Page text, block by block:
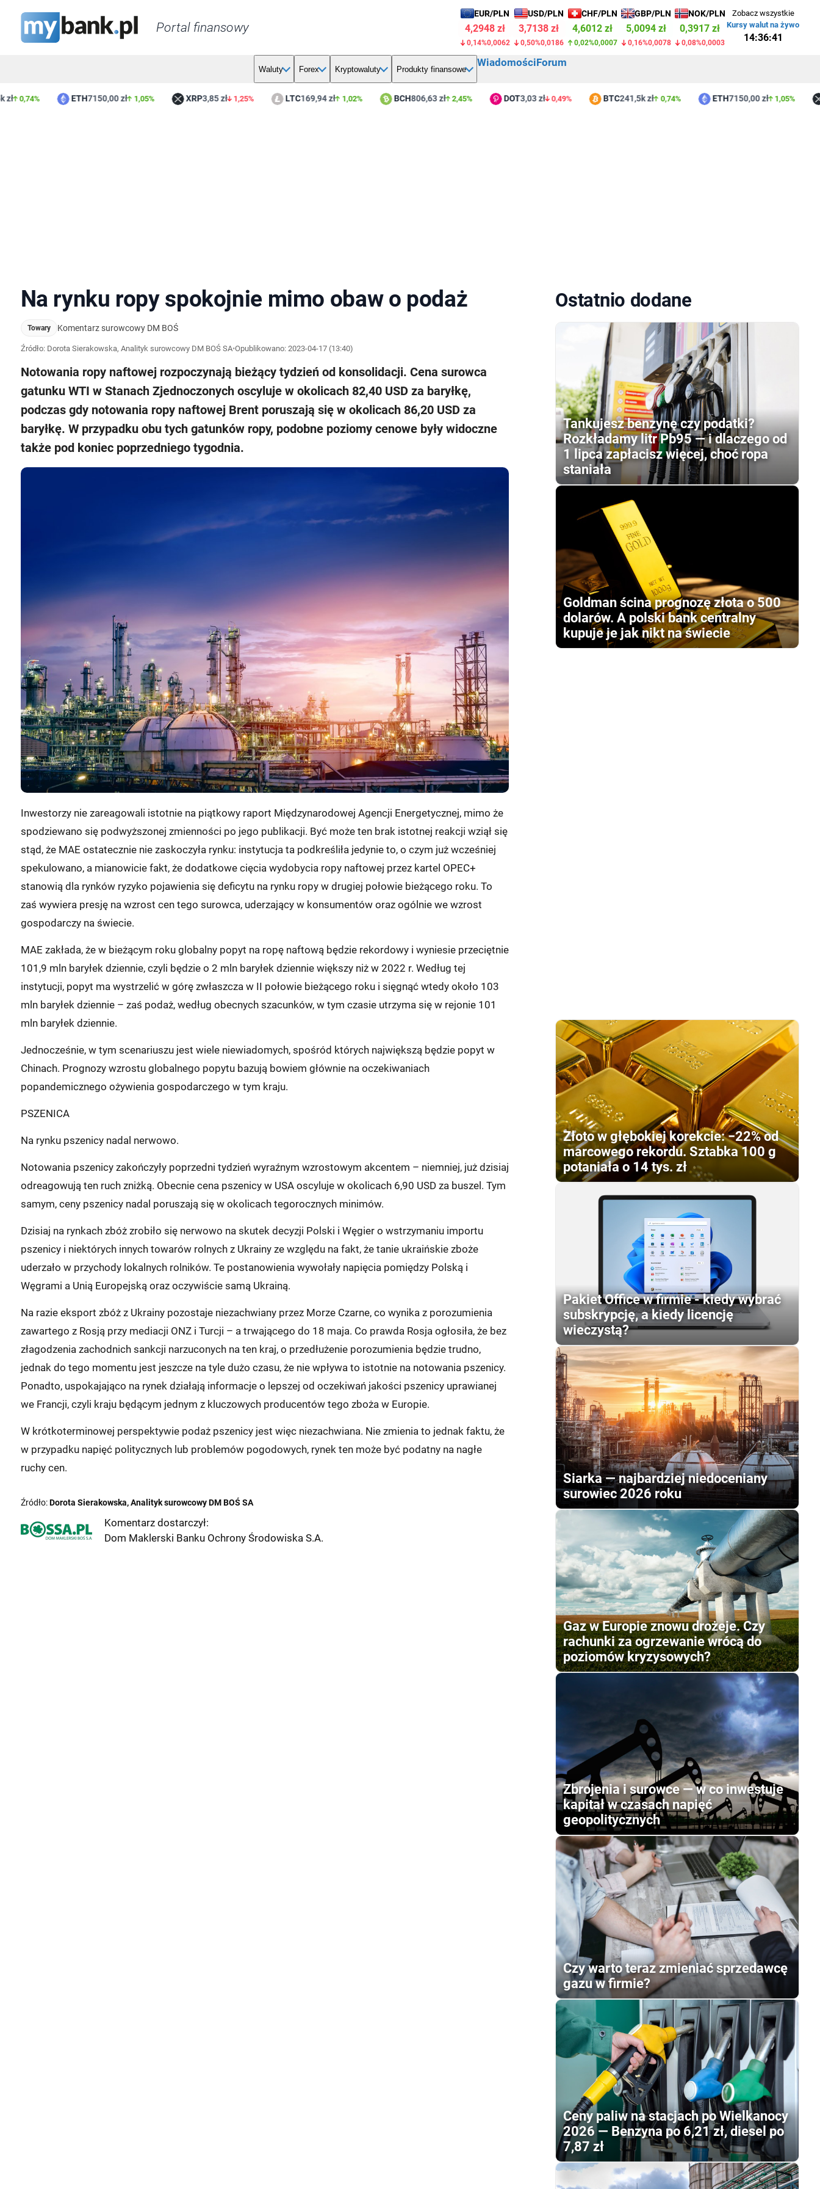
Portal finansowy
EUR/PLN
4,2948 zł
0,14%0,0062
USD/PLN
3,7138 zł
0,50%0,0186
CHF/PLN
4,6012 zł
0,02%0,0007
GBP/PLN
5,0094 zł
0,16%0,0078
NOK/PLN
0,3917 zł
0,08%0,0003
Zobacz wszystkie
Kursy walut na żywo
14:36:41
Waluty Forex Kryptowaluty Produkty finansowe
WiadomościForum
0,74% ETH7150,00 zł 1,05% XRP3,85 zł 1,25% LTC 169,94 zł 1,02% BCH806,63 zł 2,45% DOT3,03 zł 0,49% BTC241,5k zł 0,74% ETH7150,00 zł 1,05%
Na rynku ropy spokojnie mimo obaw o podaż
Towary Komentarz surowcowy DM BOŚ
Źródło: Dorota Sierakowska, Analityk surowcowy DM BOŚ SA•Opublikowano: 2023-04-17 (13:40)
Notowania ropy naftowej rozpoczynają bieżący tydzień od konsolidacji. Cena surowca
gatunku WTI w Stanach Zjednoczonych oscyluje w okolicach 82,40 USD za baryłkę,
podczas gdy notowania ropy naftowej Brent poruszają się w okolicach 86,20 USD za
baryłkę. W przypadku obu tych gatunków ropy, podobne poziomy cenowe były widoczne
także pod koniec poprzedniego tygodnia.
Inwestorzy nie zareagowali istotnie na piątkowy raport Międzynarodowej Agencji Energetycznej, mimo że
spodziewano się podwyższonej zmienności po jego publikacji. Być może ten brak istotnej reakcji wziął się
stąd, że MAE ostatecznie nie zaskoczyła rynku: instytucja ta podkreśliła jedynie to, o czym już wcześniej
spekulowano, a mianowicie fakt, że dodatkowe cięcia wydobycia ropy naftowej przez kartel OPEC+
stanowią dla rynków ryzyko pojawienia się deficytu na rynku ropy w drugiej połowie bieżącego roku. To
zaś wywiera presję na wzrost cen tego surowca, uderzający w konsumentów oraz ogólnie we wzrost
gospodarczy na świecie.
MAE zakłada, że w bieżącym roku globalny popyt na ropę naftową będzie rekordowy i wyniesie przeciętnie
101,9 mln baryłek dziennie, czyli będzie o 2 mln baryłek dziennie większy niż w 2022 r. Według tej
instytucji, popyt ma wystrzelić w górę zwłaszcza w II połowie bieżącego roku i sięgnąć wtedy około 103
mln baryłek dziennie – zaś podaż, według obecnych szacunków, w tym czasie utrzyma się w rejonie 101
mln baryłek dziennie.
Jednocześnie, w tym scenariuszu jest wiele niewiadomych, spośród których największą będzie popyt w
Chinach. Prognozy wzrostu globalnego popytu bazują bowiem głównie na oczekiwaniach
popandemicznego ożywienia gospodarczego w tym kraju.
PSZENICA
Na rynku pszenicy nadal nerwowo.
Notowania pszenicy zakończyły poprzedni tydzień wyraźnym wzrostowym akcentem – niemniej, już dzisiaj
odreagowują ten ruch zniżką. Obecnie cena pszenicy w USA oscyluje w okolicach 6,90 USD za buszel. Tym
samym, ceny pszenicy nadal poruszają się w okolicach tegorocznych minimów.
Dzisiaj na rynkach zbóż zrobiło się nerwowo na skutek decyzji Polski i Węgier o wstrzymaniu importu
pszenicy i niektórych innych towarów rolnych z Ukrainy ze względu na fakt, że tanie ukraińskie zboże
uderzało w przychody lokalnych rolników. Te postanowienia wywołały napięcia pomiędzy Polską i
Węgrami a Unią Europejską oraz oczywiście samą Ukrainą.
Na razie eksport zbóż z Ukrainy pozostaje niezachwiany przez Morze Czarne, co wynika z porozumienia
zawartego z Rosją przy mediacji ONZ i Turcji – a trwającego do 18 maja. Co prawda Rosja ogłosiła, że bez
złagodzenia zachodnich sankcji narzuconych na ten kraj, o przedłużenie porozumienia będzie trudno,
jednak do tego momentu jest jeszcze na tyle dużo czasu, że nie wpływa to istotnie na notowania pszenicy.
Ponadto, uspokajająco na rynek działają informacje o lepszej od oczekiwań jakości pszenicy uprawianej
we Francji, czyli kraju będącym jednym z kluczowych producentów tego zboża w Europie.
W krótkoterminowej perspektywie podaż pszenicy jest więc niezachwiana. Nie zmienia to jednak faktu, że
w przypadku napięć politycznych lub problemów pogodowych, rynek ten może być podatny na nagłe
ruchy cen.
Źródło:Dorota Sierakowska, Analityk surowcowy DM BOŚ SA
Komentarz dostarczył:
Dom Maklerski Banku Ochrony Środowiska S.A.
Ostatnio dodane
Tankujesz benzynę czy podatki?
Rozkładamy litr Pb95 — i dlaczego od
1 lipca zapłacisz więcej, choć ropa
staniała
Goldman ścina prognozę złota o 500
dolarów. A polski bank centralny
kupuje je jak nikt na świecie
Złoto w głębokiej korekcie: −22% od
marcowego rekordu. Sztabka 100 g
potaniała o 14 tys. zł
Pakiet Office w firmie - kiedy wybrać
subskrypcję, a kiedy licencję
wieczystą?
Siarka — najbardziej niedoceniany
surowiec 2026 roku
Gaz w Europie znowu drożeje. Czy
rachunki za ogrzewanie wrócą do
poziomów kryzysowych?
Zbrojenia i surowce — w co inwestuje
kapitał w czasach napięć
geopolitycznych
Czy warto teraz zmieniać sprzedawcę
gazu w firmie?
Ceny paliw na stacjach po Wielkanocy
2026 — Benzyna po 6,21 zł, diesel po
7,87 zł